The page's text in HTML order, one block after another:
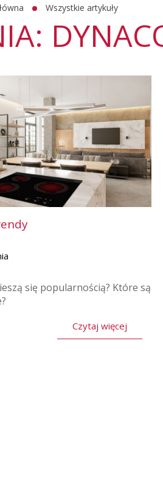
Wszystkie artykuły
się popularnością? Które są
Czytaj więcej